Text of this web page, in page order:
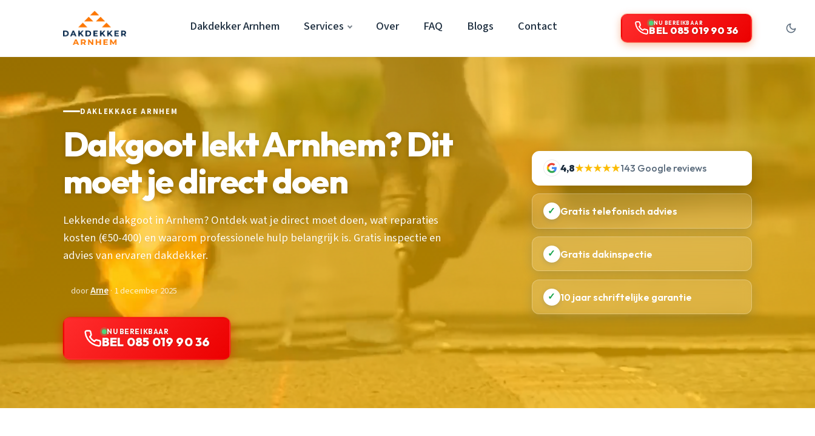
Dakdekker Arnhem Services Over FAQ Blogs Contact NU BEREIKBAAR
BEL 085 019 90 36
DAKLEKKAGE ARNHEM
Dakgoot lekt Arnhem? Dit
moet je direct doen
Lekkende dakgoot in Arnhem? Ontdek wat je direct moet doen, wat reparaties
kosten (€50-400) en waarom professionele hulp belangrijk is. Gratis inspectie en
advies van ervaren dakdekker.
doorArne· 1 december 2025
NU BEREIKBAAR
BEL 085 019 90 36
4,8★★★★★143 Google reviews
✓ Gratis telefonisch advies
✓ Gratis dakinspectie
✓ 10 jaar schriftelijke garantie